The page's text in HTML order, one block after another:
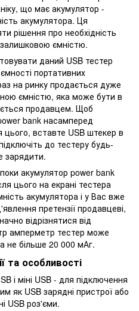
що має акумулятор -
акумулятора. Ця
рішення про необхідність
ємністю.
даний USB тестер
портативних
на ринку продається дуже
ємністю, яка може бути в
продавцем. Щоб
bank насамперед
цього, вставте USB штекер в
до тестеру будь-
зарядити.
акумулятор power bank
цього на екрані тестера
акумулятора і у Вас вже
претензії продавцеві,
відрізнятися від
амперметр тестер може
не більше 20 000 мАг.
та особливості
і міні USB - для підключення
як USB зарядні пристрої або
USB роз'єми.